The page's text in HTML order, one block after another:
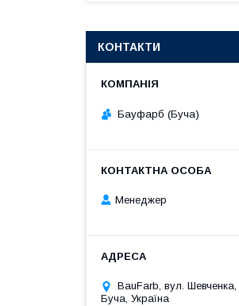
КОНТАКТИ
Бауфарб (Буча)
Менеджер
BauFarb, вул. Шевченка,
Буча, Україна